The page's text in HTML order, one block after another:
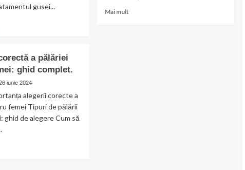
gusei...
Mai multRead
a pălăriei
ghid complet.
iunie 2024
alegerii corecte a
femei Tipuri de pălării
ghid de alegere Cum să